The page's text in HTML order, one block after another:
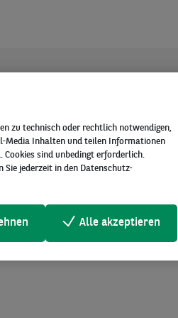
besteht,
es zu einem
zu technisch oder rechtlich notwendigen,
Media Inhalten und teilen Informationen
Cookies sind unbedingt erforderlich.
Sie jederzeit in den Datenschutz-
Alle akzeptieren